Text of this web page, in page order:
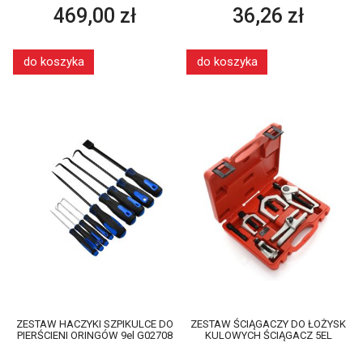
469,00 zł
do koszyka
36,26 zł
do koszyka
ZESTAW HACZYKI SZPIKULCE DO
PIERŚCIENI ORINGÓW 9el G02708
ZESTAW ŚCIĄGACZY DO ŁOŻYSK
KULOWYCH ŚCIĄGACZ 5EL